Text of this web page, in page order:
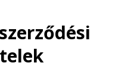
TERMÉKEK
TERMÉKEK